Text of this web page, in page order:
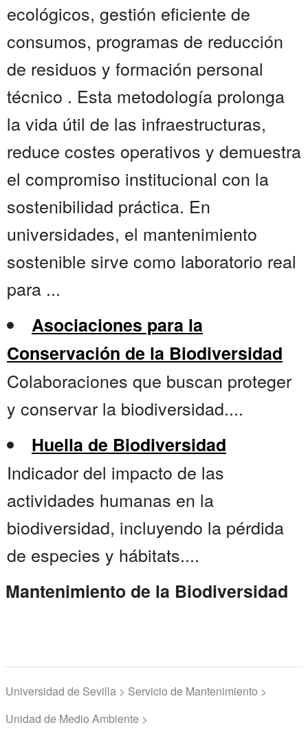
ecológicos, gestión eficiente de
consumos, programas de reducción
de residuos y formación personal
técnico . Esta metodología prolonga
la vida útil de las infraestructuras,
reduce costes operativos y demuestra
el compromiso institucional con la
sostenibilidad práctica. En
universidades, el mantenimiento
sostenible sirve como laboratorio real
para ...
Asociaciones para la
Conservación de la Biodiversidad
Colaboraciones que buscan proteger
y conservar la biodiversidad....
Huella de Biodiversidad
Indicador del impacto de las
actividades humanas en la
biodiversidad, incluyendo la pérdida
de especies y hábitats....
Mantenimiento de la Biodiversidad
Universidad de Sevilla > Servicio de Mantenimiento >
Unidad de Medio Ambiente >